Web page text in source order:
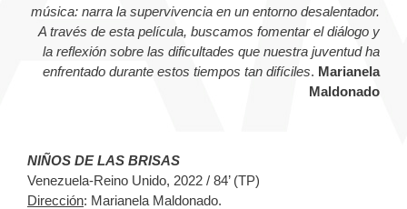
música: narra la supervivencia en un entorno desalentador.
A través de esta película, buscamos fomentar el diálogo y
la reflexión sobre las dificultades que nuestra juventud ha
enfrentado durante estos tiempos tan difíciles. Marianela
Maldonado
NIÑOS DE LAS BRISAS
Venezuela-Reino Unido, 2022 / 84’ (TP)
Dirección: Marianela Maldonado.